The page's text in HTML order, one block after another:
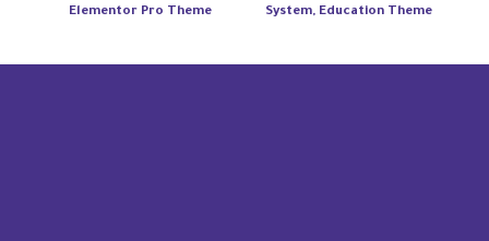
System, Education Theme
Elementor Pro Theme